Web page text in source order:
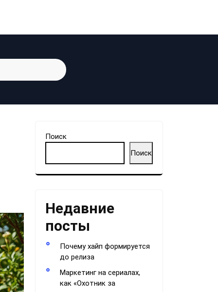
Поиск
Поиск
Недавние
посты
Почему хайп формируется
до релиза
Маркетинг на сериалах,
как «Охотник за